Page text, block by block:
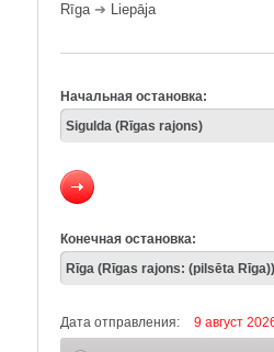
Rīga➔ Liepāja
Начальная остановка:
Конечная остановка:
Дата отправления: 9 август